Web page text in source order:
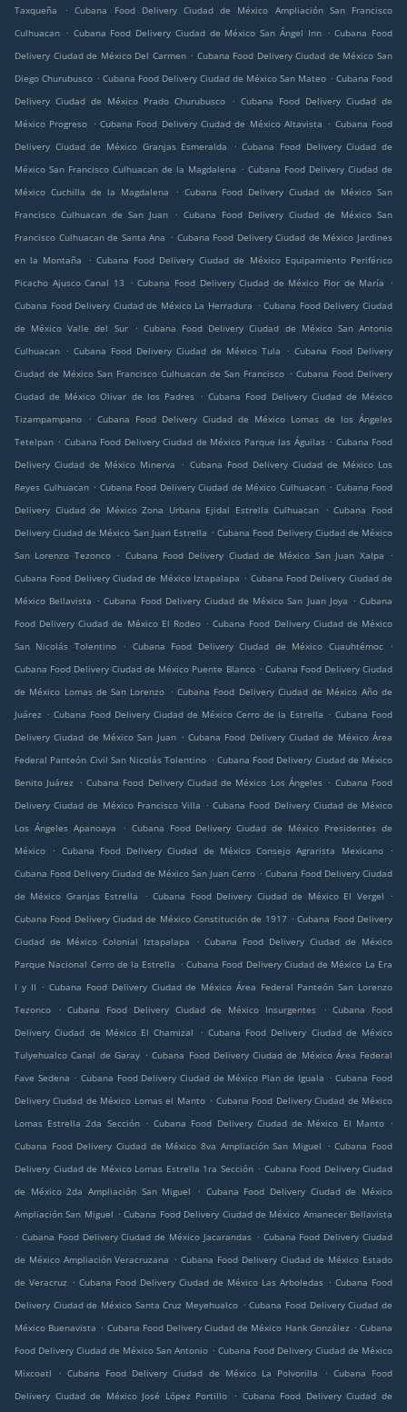
Taxqueña
.
Cubana Food Delivery Ciudad de México Ampliación San Francisco
Culhuacan . Cubana Food Delivery Ciudad de México San Ángel Inn . Cubana Food
Delivery Ciudad de México Del Carmen . Cubana Food Delivery Ciudad de México San
Diego Churubusco . Cubana Food Delivery Ciudad de México San Mateo . Cubana Food
Delivery Ciudad de México Prado Churubusco
. Cubana Food Delivery Ciudad de
México Progreso . Cubana Food Delivery Ciudad de México Altavista . Cubana Food
Delivery Ciudad de México Granjas Esmeralda
. Cubana Food Delivery Ciudad de
México San Francisco Culhuacan de la Magdalena . Cubana Food Delivery Ciudad de
México Cuchilla de la Magdalena
. Cubana Food Delivery Ciudad de México San
Francisco Culhuacan de San Juan
. Cubana Food Delivery Ciudad de México San
Francisco Culhuacan de Santa Ana . Cubana Food Delivery Ciudad de México Jardines
en la Montaña
. Cubana Food Delivery Ciudad de México Equipamiento Periférico
Picacho Ajusco Canal 13
. Cubana Food Delivery Ciudad de México Flor de María
.
Cubana Food Delivery Ciudad de México La Herradura . Cubana Food Delivery Ciudad
de México Valle del Sur
. Cubana Food Delivery Ciudad de México San Antonio
Culhuacan . Cubana Food Delivery Ciudad de México Tula . Cubana Food Delivery
Ciudad de México San Francisco Culhuacan de San Francisco . Cubana Food Delivery
Ciudad de México Olivar de los Padres . Cubana Food Delivery Ciudad de México
Tizampampano
. Cubana Food Delivery Ciudad de México Lomas de los Ángeles
Tetelpan . Cubana Food Delivery Ciudad de México Parque las Águilas . Cubana Food
Delivery Ciudad de México Minerva
. Cubana Food Delivery Ciudad de México Los
Reyes Culhuacan . Cubana Food Delivery Ciudad de México Culhuacan . Cubana Food
Delivery Ciudad de México Zona Urbana Ejidal Estrella Culhuacan
. Cubana Food
Delivery Ciudad de México San Juan Estrella . Cubana Food Delivery Ciudad de México
San Lorenzo Tezonco . Cubana Food Delivery Ciudad de México San Juan Xalpa
.
Cubana Food Delivery Ciudad de México Iztapalapa . Cubana Food Delivery Ciudad de
México Bellavista . Cubana Food Delivery Ciudad de México San Juan Joya . Cubana
Food Delivery Ciudad de México El Rodeo . Cubana Food Delivery Ciudad de México
San Nicolás Tolentino
. Cubana Food Delivery Ciudad de México Cuauhtémoc
.
Cubana Food Delivery Ciudad de México Puente Blanco . Cubana Food Delivery Ciudad
de México Lomas de San Lorenzo . Cubana Food Delivery Ciudad de México Año de
Juárez . Cubana Food Delivery Ciudad de México Cerro de la Estrella . Cubana Food
Delivery Ciudad de México San Juan . Cubana Food Delivery Ciudad de México Área
Federal Panteón Civil San Nicolás Tolentino . Cubana Food Delivery Ciudad de México
Benito Juárez . Cubana Food Delivery Ciudad de México Los Ángeles . Cubana Food
Delivery Ciudad de México Francisco Villa . Cubana Food Delivery Ciudad de México
Los Ángeles Apanoaya
. Cubana Food Delivery Ciudad de México Presidentes de
México
. Cubana Food Delivery Ciudad de México Consejo Agrarista Mexicano
.
Cubana Food Delivery Ciudad de México San Juan Cerro . Cubana Food Delivery Ciudad
de México Granjas Estrella
. Cubana Food Delivery Ciudad de México El Vergel
.
Cubana Food Delivery Ciudad de México Constitución de 1917 . Cubana Food Delivery
Ciudad de México Colonial Iztapalapa
. Cubana Food Delivery Ciudad de México
Parque Nacional Cerro de la Estrella . Cubana Food Delivery Ciudad de México La Era
I y II . Cubana Food Delivery Ciudad de México Área Federal Panteón San Lorenzo
Tezonco
. Cubana Food Delivery Ciudad de México Insurgentes . Cubana Food
Delivery Ciudad de México El Chamizal
. Cubana Food Delivery Ciudad de México
Tulyehualco Canal de Garay . Cubana Food Delivery Ciudad de México Área Federal
Fave Sedena . Cubana Food Delivery Ciudad de México Plan de Iguala . Cubana Food
Delivery Ciudad de México Lomas el Manto . Cubana Food Delivery Ciudad de México
Lomas Estrella 2da Sección . Cubana Food Delivery Ciudad de México El Manto .
Cubana Food Delivery Ciudad de México 8va Ampliación San Miguel
. Cubana Food
Delivery Ciudad de México Lomas Estrella 1ra Sección . Cubana Food Delivery Ciudad
de México 2da Ampliación San Miguel
. Cubana Food Delivery Ciudad de México
Ampliación San Miguel . Cubana Food Delivery Ciudad de México Amanecer Bellavista
. Cubana Food Delivery Ciudad de México Jacarandas . Cubana Food Delivery Ciudad
de México Ampliación Veracruzana . Cubana Food Delivery Ciudad de México Estado
de Veracruz . Cubana Food Delivery Ciudad de México Las Arboledas . Cubana Food
Delivery Ciudad de México Santa Cruz Meyehualco . Cubana Food Delivery Ciudad de
México Buenavista . Cubana Food Delivery Ciudad de México Hank González . Cubana
Food Delivery Ciudad de México San Antonio . Cubana Food Delivery Ciudad de México
Mixcoatl
. Cubana Food Delivery Ciudad de México La Polvorilla . Cubana Food
Delivery Ciudad de México José López Portillo
. Cubana Food Delivery Ciudad de